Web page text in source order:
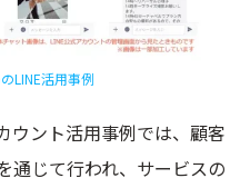
LINE活用事例
ウント活用事例では、顧客
通じて行われ、サービスの